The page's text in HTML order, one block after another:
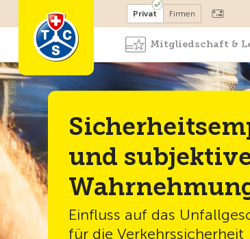
Mitglied werden
Privat Firmen
Mitgliedschaft &
und
Einfluss auf das
für die Verkehrssicherheit